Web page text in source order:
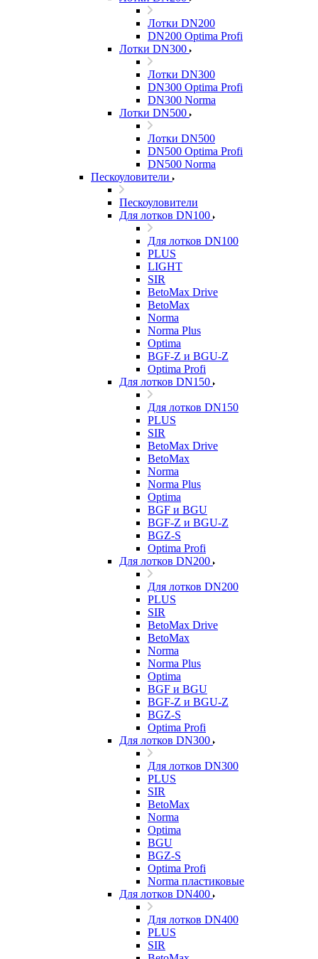
Лотки DN200
DN200 Optima Profi
Лотки DN300
Лотки DN300
DN300 Optima Profi
DN300 Norma
Лотки DN500
Лотки DN500
DN500 Optima Profi
DN500 Norma
Пескоуловители
Пескоуловители
Для лотков DN100
Для лотков DN100
PLUS
LIGHT
SIR
BetoMax Drive
BetoMax
Norma
Norma Plus
Optima
BGF-Z и BGU-Z
Optima Profi
Для лотков DN150
Для лотков DN150
PLUS
SIR
BetoMax Drive
BetoMax
Norma
Norma Plus
Optima
BGF и BGU
BGF-Z и BGU-Z
BGZ-S
Optima Profi
Для лотков DN200
Для лотков DN200
PLUS
SIR
BetoMax Drive
BetoMax
Norma
Norma Plus
Optima
BGF и BGU
BGF-Z и BGU-Z
BGZ-S
Optima Profi
Для лотков DN300
Для лотков DN300
PLUS
SIR
BetoMax
Norma
Optima
BGU
BGZ-S
Optima Profi
Norma пластиковые
Для лотков DN400
Для лотков DN400
PLUS
SIR